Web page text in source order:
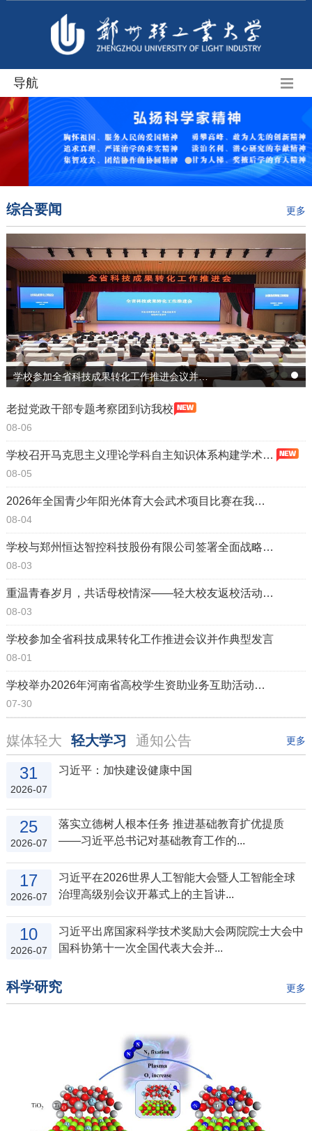
导航
综合要闻 更多
学校参加全省科技成果转化工作推进会议并作典型发言
老挝党政干部专题考察团到访我校
08-06
学校召开马克思主义理论学科自主知识体系构建学术研讨会暨中共党史党建学学位点建...
08-05
2026年全国青少年阳光体育大会武术项目比赛在我校举行
08-04
学校与郑州恒达智控科技股份有限公司签署全面战略合作协议
08-03
重温青春岁月，共话母校情深——轻大校友返校活动侧记
08-03
学校参加全省科技成果转化工作推进会议并作典型发言
08-01
学校举办2026年河南省高校学生资助业务互助活动（第四片区）研讨暨培训会
07-30
媒体轻大 轻大学习 通知公告 更多
31
2026-07
习近平：加快建设健康中国
25
2026-07
落实立德树人根本任务 推进基础教育扩优提质
——习近平总书记对基础教育工作的...
17
2026-07
习近平在2026世界人工智能大会暨人工智能全球
治理高级别会议开幕式上的主旨讲...
10
2026-07
习近平出席国家科学技术奖励大会两院院士大会中
国科协第十一次全国代表大会并...
科学研究 更多